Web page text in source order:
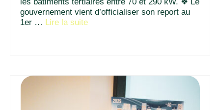
gouvernement vient d’officialiser son report au
1er … Lire la suite­­